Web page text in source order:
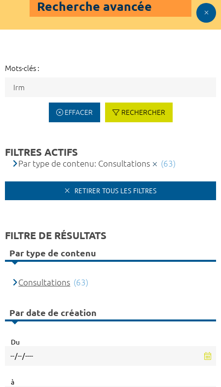
Recherche avancée
Mots-clés :
EFFACER RECHERCHER
FILTRES ACTIFS
Par type de contenu: Consultations (63)
RETIRER TOUS LES FILTRES
FILTRE DE RÉSULTATS
Par type de contenu
Consultations (63)
Par date de création
Du
à